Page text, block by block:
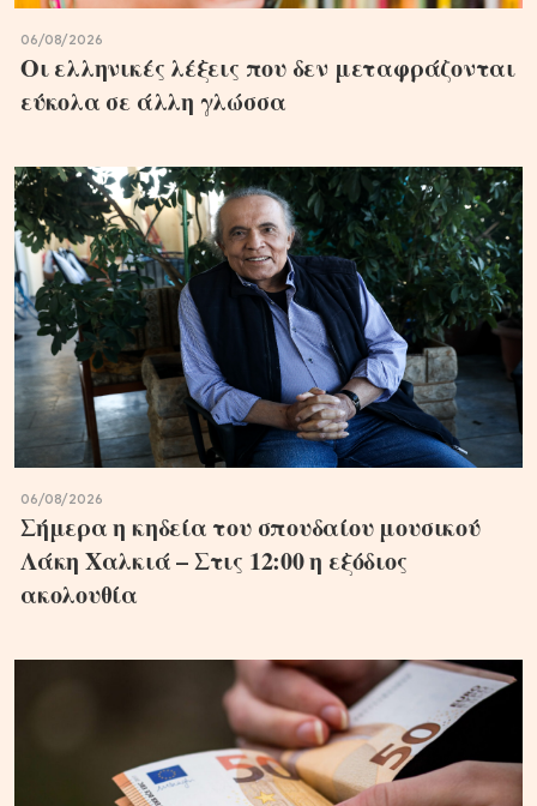
06/08/2026
Οι ελληνικές λέξεις που δεν μεταφράζονται
εύκολα σε άλλη γλώσσα
06/08/2026
Σήμερα η κηδεία του σπουδαίου μουσικού
Λάκη Χαλκιά – Στις 12:00 η εξόδιος
ακολουθία